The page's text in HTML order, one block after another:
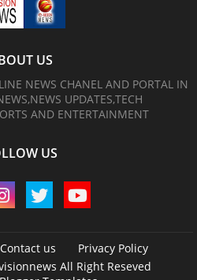
US
NEWS CHANEL AND PORTAL IN
UPDATES,TECH
AND ENTERTAINMENT
US
Contact us
Privacy Policy
All Right Reseved